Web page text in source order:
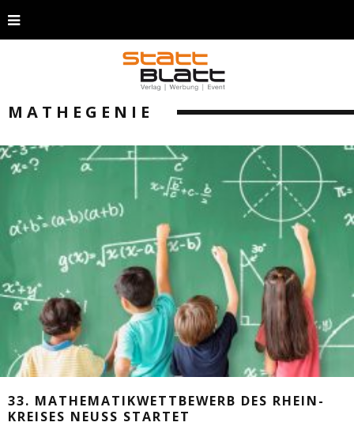
MATHEGENIE
33. MATHEMATIKWETTBEWERB DES RHEIN-
KREISES NEUSS STARTET